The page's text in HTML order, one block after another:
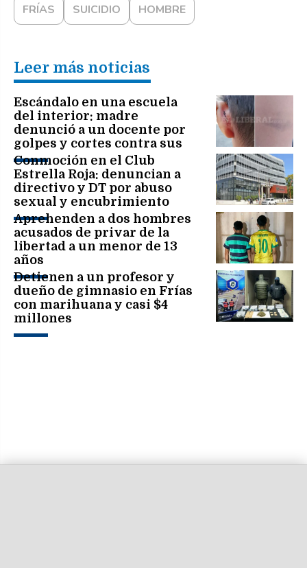
FRÍAS SUICIDIO HOMBRE
Leer más noticias
Escándalo en una escuela
del interior: madre
denunció a un docente por
golpes y cortes contra sus
hijos de 7 y 11 años
Conmoción en el Club
Estrella Roja: denuncian a
directivo y DT por abuso
sexual y encubrimiento
Aprehenden a dos hombres
acusados de privar de la
libertad a un menor de 13
años
Detienen a un profesor y
dueño de gimnasio en Frías
con marihuana y casi $4
millones